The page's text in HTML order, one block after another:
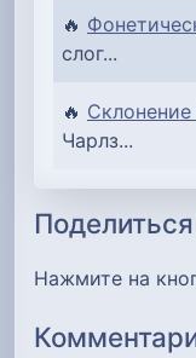
🔥
слог...
🔥
Чарлз...
Нажмите на